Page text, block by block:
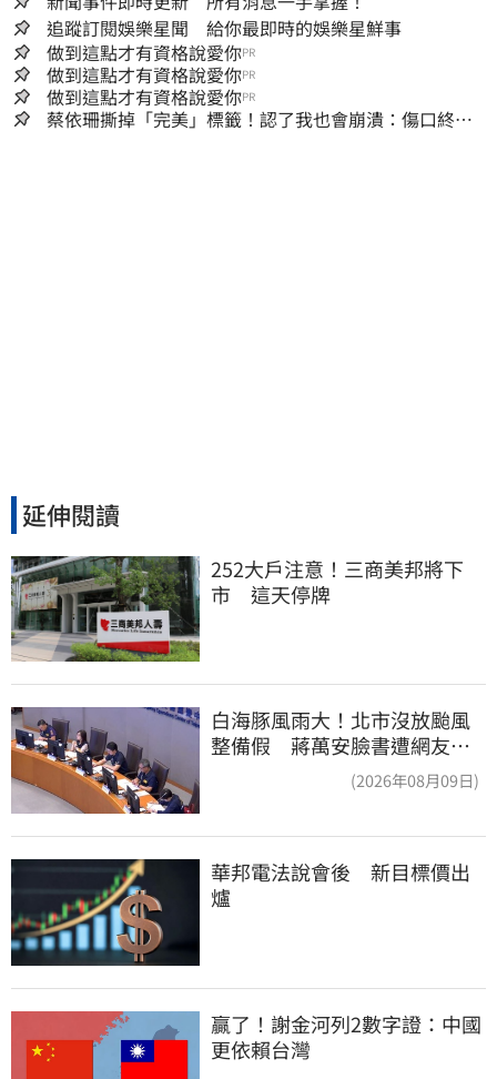
追蹤訂閱娛樂星聞 給你最即時的娛樂星鮮事
做到這點才有資格說愛你PR
做到這點才有資格說愛你PR
做到這點才有資格說愛你PR
蔡依珊撕掉「完美」標籤！認了我也會崩潰：傷口終究
延伸閱讀
252大戶注意！三商美邦將下
市　這天停牌
白海豚風雨大！北市沒放颱風
整備假 蔣萬安臉書遭網友灌
(2026年08月09日)
華邦電法說會後　新目標價出
爐
贏了！謝金河列2數字證：中國
更依賴台灣